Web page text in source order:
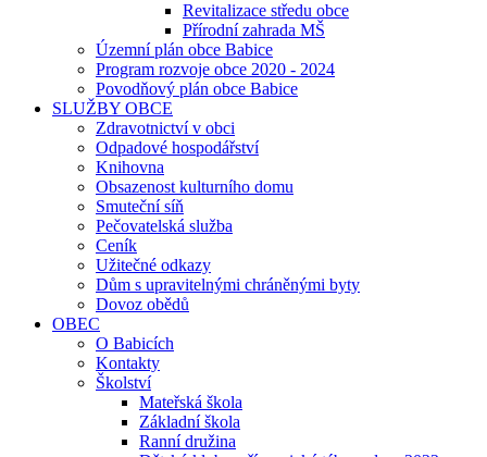
Revitalizace středu obce
Přírodní zahrada MŠ
Územní plán obce Babice
Program rozvoje obce 2020 - 2024
Povodňový plán obce Babice
SLUŽBY OBCE
Zdravotnictví v obci
Odpadové hospodářství
Knihovna
Obsazenost kulturního domu
Smuteční síň
Pečovatelská služba
Ceník
Užitečné odkazy
Dům s upravitelnými chráněnými byty
Dovoz obědů
OBEC
O Babicích
Kontakty
Školství
Mateřská škola
Základní škola
Ranní družina